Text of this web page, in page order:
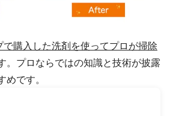
購入した洗剤を使ってプロが掃除
。プロならではの知識と技術が披露
です。